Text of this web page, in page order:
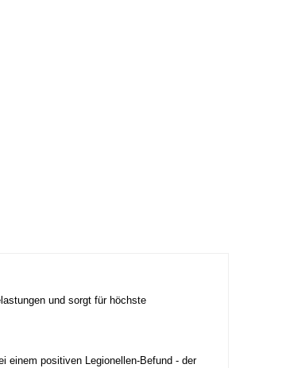
und sorgt für höchste
einem positiven Legionellen-Befund - der